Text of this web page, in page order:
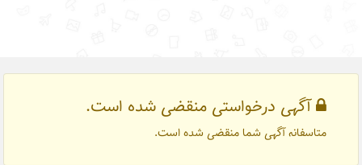
آگهی درخواستی منقضی شده است.
متاسفانه آگهی شما منقضی شده است.